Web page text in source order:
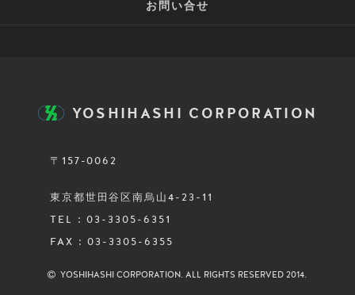
お問い合せ
YOSHIHASHI CORPORATION
〒157-0062
東京都世田谷区南烏山4-23-11
TEL : 03-3305-6351
FAX : 03-3305-6355
YOSHIHASHI CORPORATION. ALL RIGHTS RESERVED 2014.